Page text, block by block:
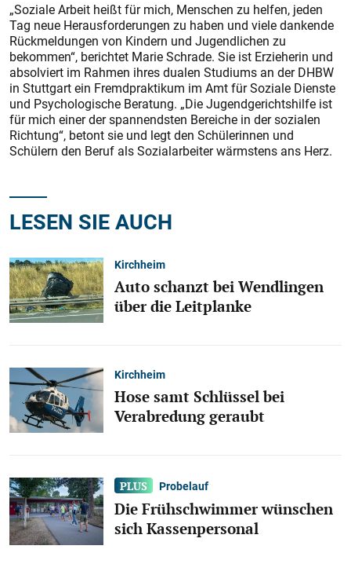
„Soziale Arbeit heißt für mich, Menschen zu helfen, jeden
Tag neue Herausforderungen zu haben und viele dankende
Rückmeldungen von Kindern und Jugendlichen zu
bekommen“, berichtet Marie Schrade. Sie ist Erzieherin und
absolviert im Rahmen ihres dualen Studiums an der DHBW
in Stuttgart ein Fremdpraktikum im Amt für Soziale Dienste
und Psychologische Beratung. „Die Jugendgerichtshilfe ist
für mich einer der spannendsten Bereiche in der sozialen
Richtung“, betont sie und legt den Schülerinnen und
Schülern den Beruf als Sozialarbeiter wärmstens ans Herz.
LESEN SIE AUCH
Kirchheim
Auto schanzt bei Wendlingen
über die Leitplanke
Kirchheim
Hose samt Schlüssel bei
Verabredung geraubt
Probelauf
Die Frühschwimmer wünschen
sich Kassenpersonal